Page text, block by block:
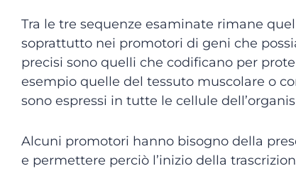
Tra le tre sequenze esaminate rimane
soprattutto nei promotori di geni che
precisi sono quelli che codificano per
esempio quelle del tessuto muscolare o
sono espressi in tutte le cellule
Alcuni promotori hanno bisogno della
e permettere perciò l’inizio della